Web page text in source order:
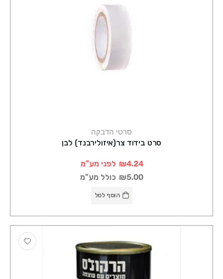
סרטי הדבקה
סרט בידוד צר(איזולירבנד) לבן
₪4.24 לפני מע"מ
₪5.00 כולל מע"מ
הוסף לסל